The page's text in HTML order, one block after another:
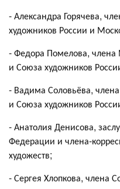
- Александра Горячева,
художников России и
- Федора Помелова, члена
и Союза художников
- Вадима Соловьёва,
и Союза художников
- Анатолия Денисова,
Федерации и члена-
художеств;
- Сергея Хлопкова, члена